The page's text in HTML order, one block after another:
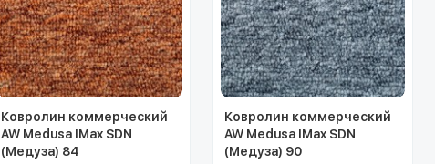
Ковролин коммерческий
AW Medusa IMax SDN
(Медуза) 84
Ковролин коммерческий
AW Medusa IMax SDN
(Медуза) 90